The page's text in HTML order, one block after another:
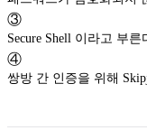
③
Secure Shell 이라고 부른
④
쌍방 간 인증을 위해